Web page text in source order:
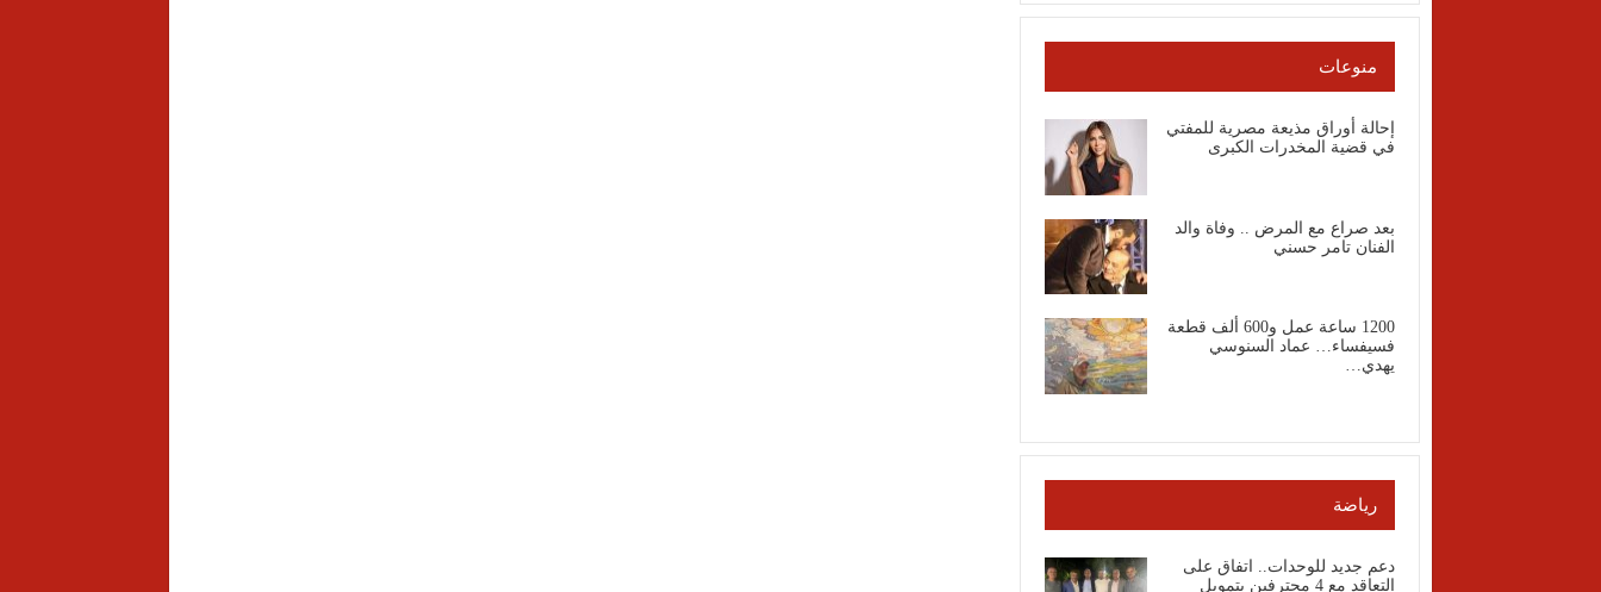
منوعات
إحالة أوراق مذيعة مصرية للمفتي
في قضية المخدرات الكبرى
بعد صراع مع المرض .. وفاة والد
الفنان تامر حسني
1200 ساعة عمل و600 ألف قطعة
فسيفساء… عماد السنوسي
يهدي…
رياضة
دعم جديد للوحدات.. اتفاق على
التعاقد مع 4 محترفين بتمويل